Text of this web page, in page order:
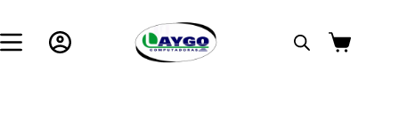
contenido
Carro